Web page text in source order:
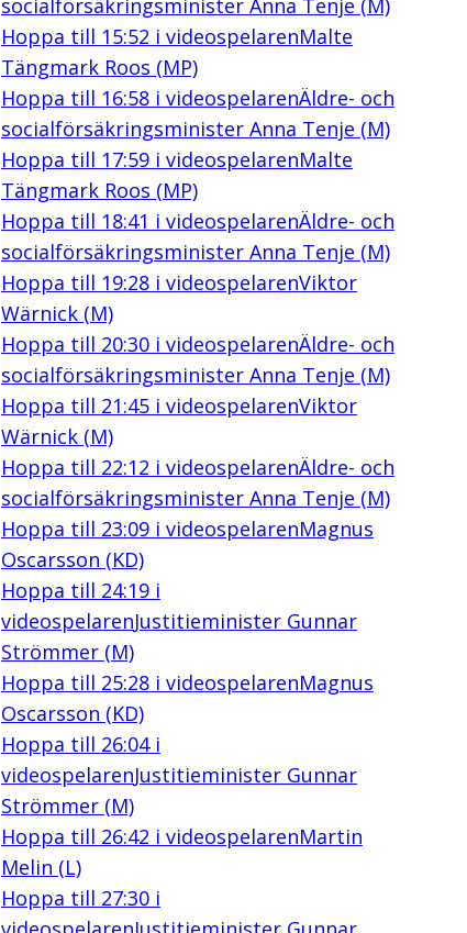
Hoppa till 15:52 i videospelarenMalte
Tängmark Roos (MP)
Hoppa till 16:58i videospelarenÄldre- och
socialförsäkringsminister Anna Tenje (M)
Hoppa till 17:59i videospelarenMalte
Tängmark Roos (MP)
Hoppa till 18:41 i videospelarenÄldre- och
socialförsäkringsminister Anna Tenje (M)
Hoppa till 19:28i videospelarenViktor
Wärnick (M)
Hoppa till 20:30i videospelarenÄldre- och
socialförsäkringsminister Anna Tenje (M)
Hoppa till 21:45i videospelarenViktor
Wärnick (M)
Hoppa till 22:12 i videospelarenÄldre- och
socialförsäkringsminister Anna Tenje (M)
Hoppa till 23:09i videospelarenMagnus
Oscarsson (KD)
Hoppa till 24:19i
videospelarenJustitieminister Gunnar
Strömmer (M)
Hoppa till 25:28i videospelarenMagnus
Oscarsson (KD)
Hoppa till 26:04i
videospelarenJustitieminister Gunnar
Strömmer (M)
Hoppa till 26:42 i videospelarenMartin
Melin (L)
Hoppa till 27:30i